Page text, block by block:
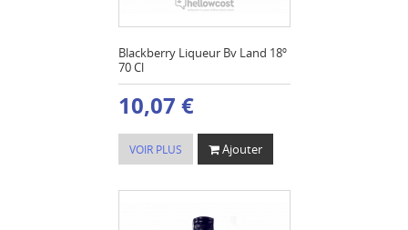
Blackberry Liqueur Bv Land 18º
70 Cl
10,07 €
VOIR PLUS Ajouter